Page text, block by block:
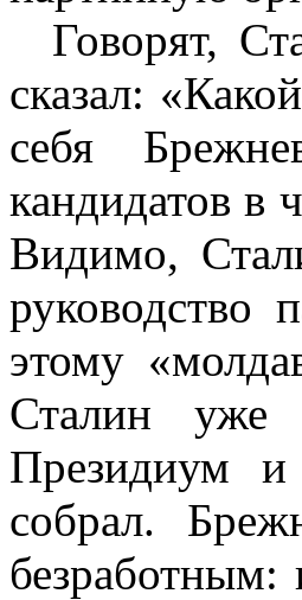
Говорят,
сказал:
себя
кандидатов
Видимо,
руководство
этому
Сталин уже
Президиум
собрал.